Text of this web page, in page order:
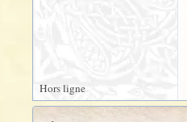
Hors ligne